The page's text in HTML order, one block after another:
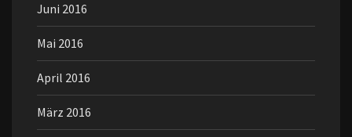
Juni 2016
Mai 2016
April 2016
März 2016